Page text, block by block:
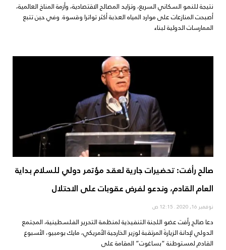
نتيجة للنمو السكاني السريع، وتزايد المصالح الاقتصادية، وأزمة المناخ العالمية،
أصبحت المنازعات على موارد المياه العذبة أكثر تواترا وقسوة. وفي حين تتبع
الممارسات الدولية لبناء
صالح رأفت: تحضيرات جارية لعقد مؤتمر دولي للسلام بداية
العام القادم، وندعو لفرض عقوبات على الاحتلال
نوفمبر 16, 2020
دعا صالح رأفت عضو اللجنة التنفيذية لمنظمة التحرير الفلسطينية، المجتمع
الدولي لإدانة الزيارةَ المرتقبة لوزير الخارجية الأمريكي، مايك بومبيو، الأسبوع
القادم لمستوطنة “بساغوت” المقامة على